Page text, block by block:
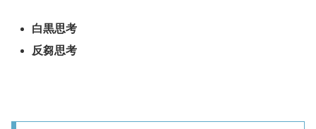
白黒思考
反芻思考